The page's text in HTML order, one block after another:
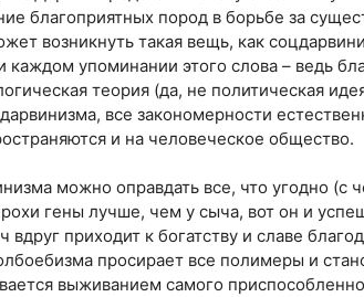
благоприятных пород в борьбе за
возникнуть такая вещь, как
каждом упоминании этого слова – ведь
теория (да, не политическая
все закономерности
и на человеческое общество.
можно оправдать все, что угодно (с
гены лучше, чем у сыча, вот он и
вдруг приходит к богатству и славе
просирает все полимеры и
выживанием самого